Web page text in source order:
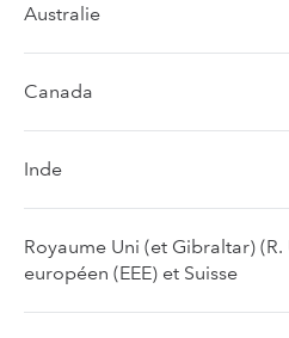
Australie
Canada
Inde
Royaume Uni (et Gibraltar)
européen (EEE) et Suisse